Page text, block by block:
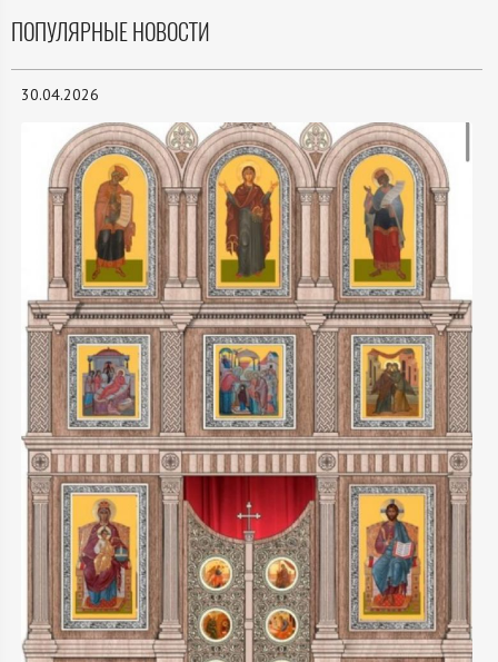
ПОПУЛЯРНЫЕ НОВОСТИ
30.04.2026